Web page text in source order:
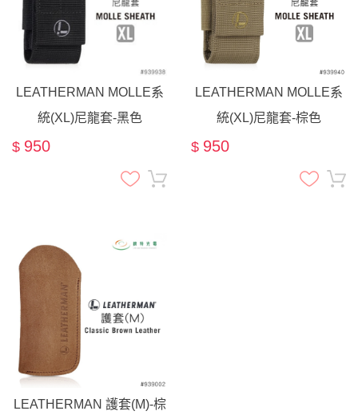
LEATHERMAN MOLLE系
統(XL)尼龍套-黑色
$ 950
LEATHERMAN MOLLE系
統(XL)尼龍套-棕色
$ 950
LEATHERMAN 護套(M)-棕